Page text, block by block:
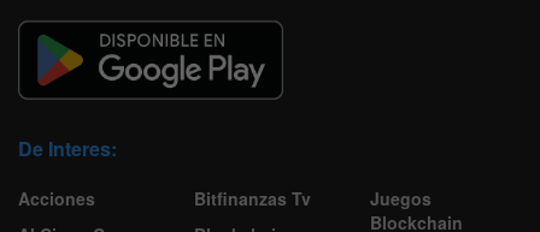
De Interes:
Acciones
Bitfinanzas Tv
Juegos
Blockchain